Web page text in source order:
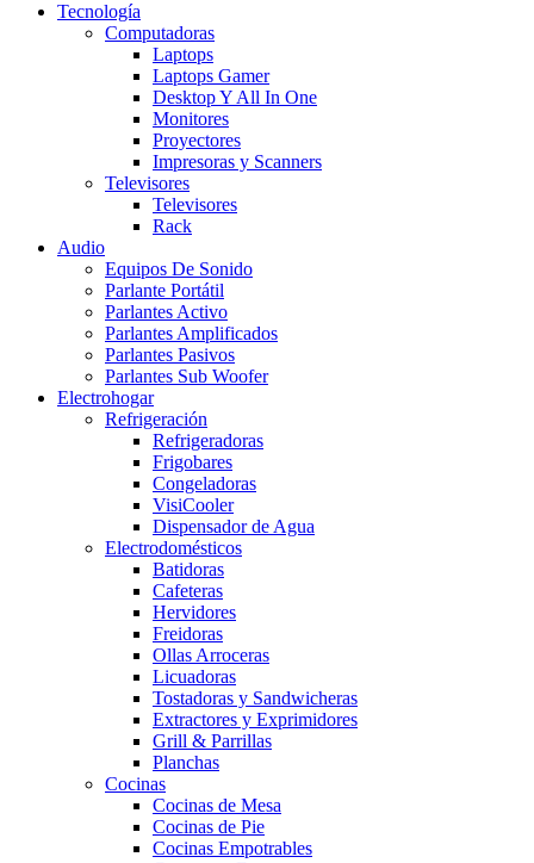
Tecnología
Computadoras
Laptops
Laptops Gamer
Desktop Y All In One
Monitores
Proyectores
Impresoras y Scanners
Televisores
Televisores
Rack
Audio
Equipos De Sonido
Parlante Portátil
Parlantes Activo
Parlantes Amplificados
Parlantes Pasivos
Parlantes Sub Woofer
Electrohogar
Refrigeración
Refrigeradoras
Frigobares
Congeladoras
VisiCooler
Dispensador de Agua
Electrodomésticos
Batidoras
Cafeteras
Hervidores
Freidoras
Ollas Arroceras
Licuadoras
Tostadoras y Sandwicheras
Extractores y Exprimidores
Grill & Parrillas
Planchas
Cocinas
Cocinas de Mesa
Cocinas de Pie
Cocinas Empotrables